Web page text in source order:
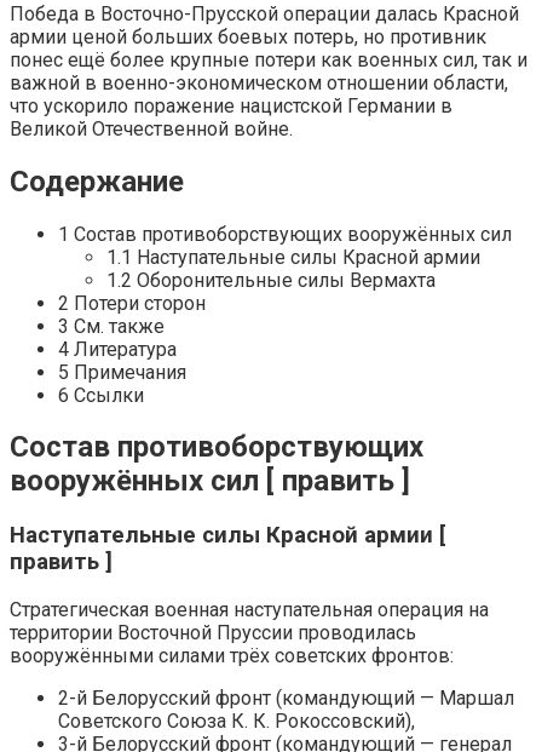
Победа в Восточно-Прусской операции далась Красной
армии ценой больших боевых потерь, но противник
понес ещё более крупные потери как военных сил, так и
важной в военно-экономическом отношении области,
что ускорило поражение нацистской Германии в
Великой Отечественной войне.
Содержание
1 Состав противоборствующих вооружённых сил
1.1 Наступательные силы Красной армии
1.2 Оборонительные силы Вермахта
2 Потери сторон
3 См. также
4 Литература
5 Примечания
6 Ссылки
Состав противоборствующих
вооружённых сил [ править ]
Наступательные силы Красной армии [
править ]
Стратегическая военная наступательная операция на
территории Восточной Пруссии проводилась
вооружёнными силами трёх советских фронтов:
2-й Белорусский фронт (командующий — Маршал
Советского Союза К. К. Рокоссовский),
3-й Белорусский фронт (командующий — генерал